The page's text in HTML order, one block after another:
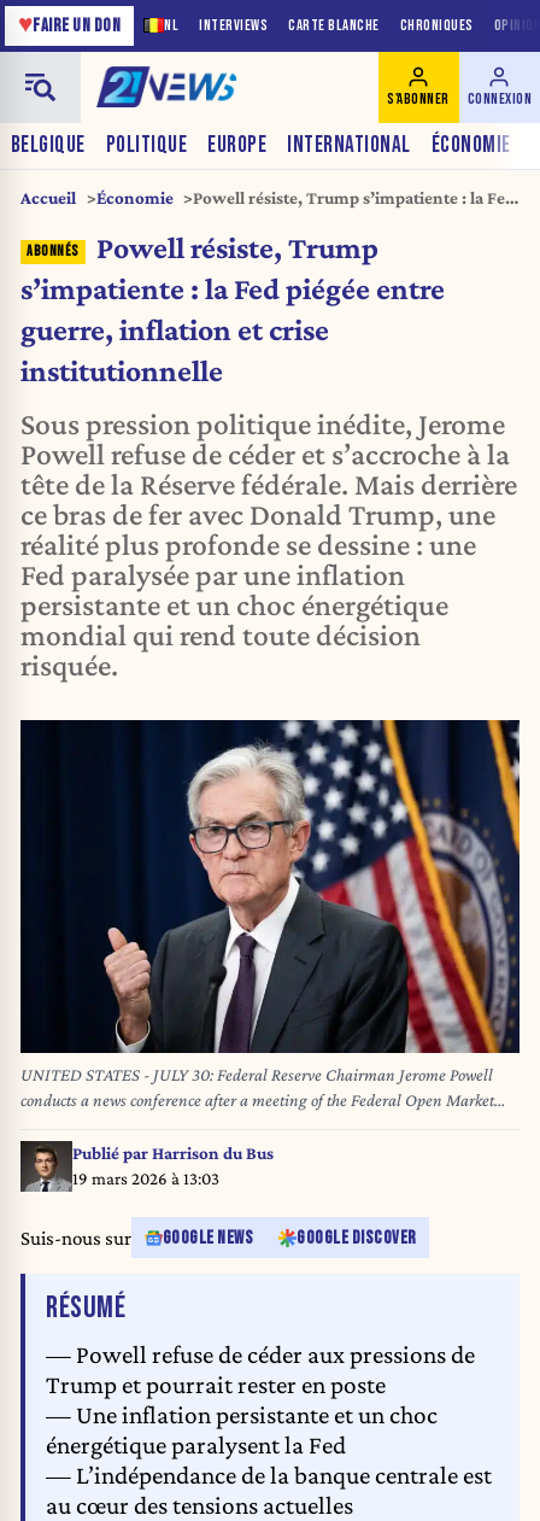
NL INTERVIEWS CARTE BLANCHE CHRONIQUES
♥FAIRE UN DON
BELGIQUE POLITIQUE EUROPE INTERNATIONAL ÉCONOMIE
S'ABONNER CONNEXION
Accueil Économie
Powell résiste, Trump s’impatiente : la Fed
institutionnelle
Powell résiste, Trump
s’impatiente : la Fed piégée entre
guerre, inflation et crise
institutionnelle
Sous pression politique inédite, Jerome
Powell refuse de céder et s’accroche à la
tête de la Réserve fédérale. Mais derrière
ce bras de fer avec Donald Trump, une
réalité plus profonde se dessine : une
Fed paralysée par une inflation
persistante et un choc énergétique
mondial qui rend toute décision
risquée.
UNITED STATES - JULY 30: Federal Reserve Chairman Jerome Powell
conducts a news conference after a meeting of the Federal Open Market
Committee on Wednesday, July 30, 2025. Powell announced the Fed will
leave interest rates unchanged. (Tom Williams/CQ Roll Call/Sipa USA)
Publié parHarrison du Bus
19 mars 2026 à 13:03
Suis-nous sur GOOGLE NEWS GOOGLE DISCOVER
RÉSUMÉDE L'ARTICLE
— Powell refuse de céder aux pressions de
Trump et pourrait rester en poste
— Une inflation persistante et un choc
énergétique paralysent la Fed
— L’indépendance de la banque centrale est
au cœur des tensions actuelles